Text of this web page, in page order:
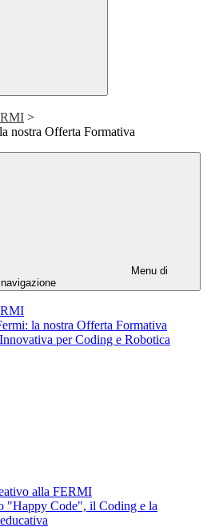
>
nostra Offerta Formativa
Menu di
navigazione
la nostra Offerta Formativa
per Coding e Robotica
alla FERMI
"Happy Code", il Coding e la